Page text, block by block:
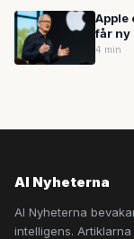
Apple
får ny
4 min
AI Nyheterna
AI Nyheterna
intelligens.